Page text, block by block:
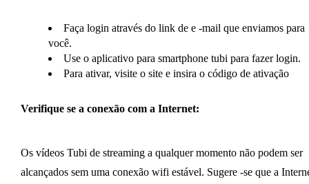
Faça login através do link de e -mail que enviamos para
você.
Use o aplicativo para smartphone tubi para fazer login.
Para ativar, visite o site e insira o código de ativação
Verifique se a conexão com a Internet:
Os vídeos Tubi de streaming a qualquer momento não podem ser
alcançados sem uma conexão wifi estável. Sugere -se que a